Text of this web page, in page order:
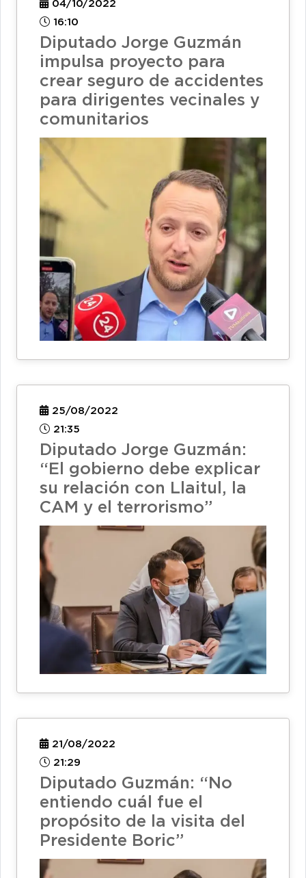
04/10/2022
16:10
Diputado Jorge Guzmán
impulsa proyecto para
crear seguro de accidentes
para dirigentes vecinales y
comunitarios
25/08/2022
21:35
Diputado Jorge Guzmán:
“El gobierno debe explicar
su relación con Llaitul, la
CAM y el terrorismo”
21/08/2022
21:29
Diputado Guzmán: “No
entiendo cuál fue el
propósito de la visita del
Presidente Boric”